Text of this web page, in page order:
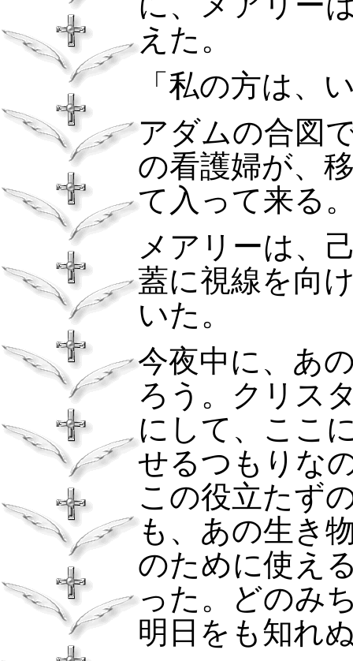
えた。
「私の方は、
アダムの合図
の看護婦が、
て入って来る
メアリーは、
蓋に視線を向
いた。
今夜中に、あ
ろう。クリス
にして、ここ
せるつもりな
この役立たず
も、あの生き
のために使え
った。どのみ
明日をも知れ